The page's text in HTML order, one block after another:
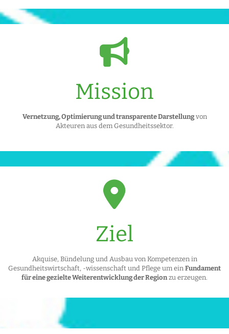
Mission
Vernetzung, Optimierung und transparente Darstellungvon
Akteuren aus dem Gesundheitssektor.
Ziel
Akquise, Bündelung und Ausbau von Kompetenzen in
Gesundheitswirtschaft, -wissenschaft und Pflege um ein Fundament
für eine gezielte Weiterentwicklung der Region zu erzeugen.